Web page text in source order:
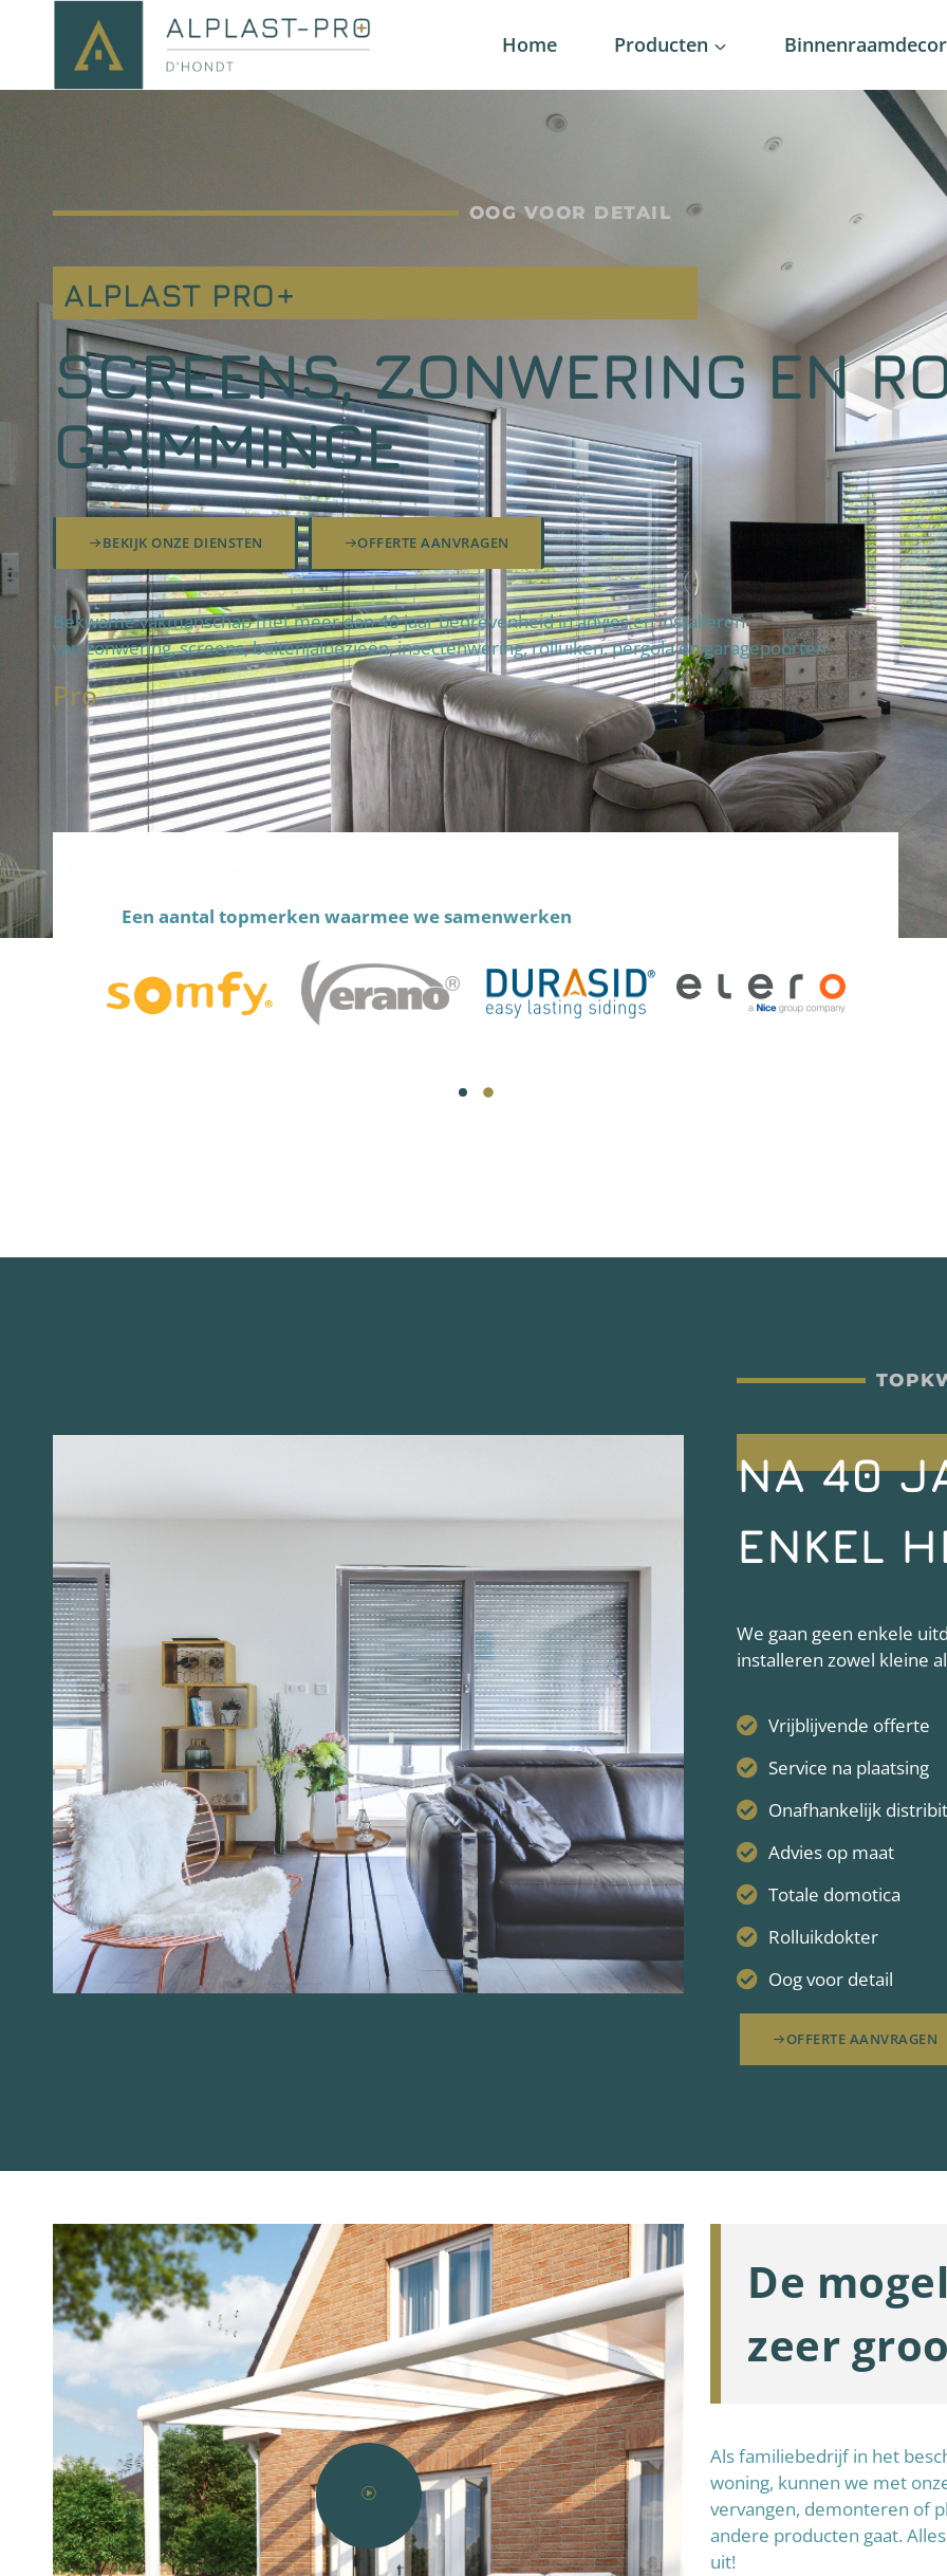
Home Producten
OOG VOOR DETAIL
ALPLAST PRO+
SCREENS, ZONWERING EN
GRIMMINGE
BEKIJK ONZE DIENSTEN OFFERTE AANVRAGEN
Bekwame vakmanschap met meer dan 40 jaar bedrevenheid in advies en installeren
van zonwering, screens, buitenjaloezieën, insectenwering, rolluiken, pergola en garagepoorten.
Profteam|
Een aantal topmerken waarmee we samenwerken
NA 40
ENKEL
We gaan geen enkele
installeren zowel kleine
Vrijblijvende offerte
Service na plaatsing
Onafhankelijk
Advies op maat
Totale domotica
Rolluikdokter
Oog voor detail
OFFERTE AANVRAGEN
De
zeer
Als familiebedrijf in het
woning, kunnen we met
vervangen, demonteren of
andere producten gaat.
uit!